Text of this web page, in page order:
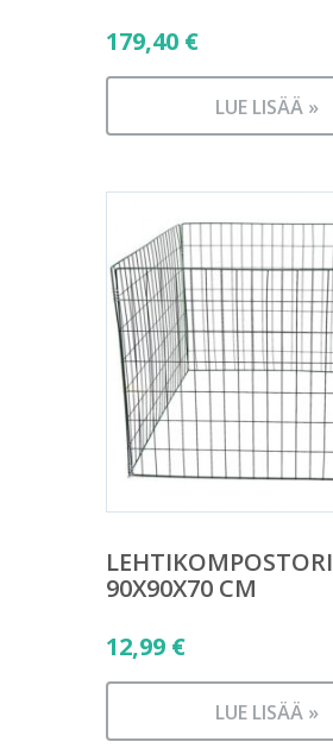
179,40 €
LUE LISÄÄ »
LEHTIKOMPOSTORI
90X90X70 CM
12,99 €
LUE LISÄÄ »